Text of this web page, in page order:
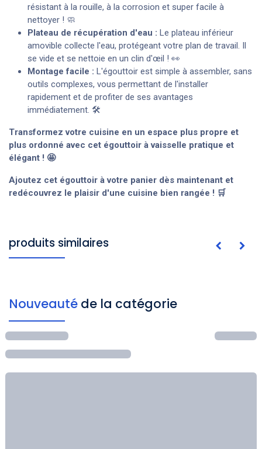
résistant à la rouille, à la corrosion et super facile à
nettoyer ! 🧼
Plateau de récupération d'eau : Le plateau inférieur
amovible collecte l'eau, protégeant votre plan de travail. Il
se vide et se nettoie en un clin d'œil ! 👀
Montage facile : L'égouttoir est simple à assembler, sans
outils complexes, vous permettant de l'installer
rapidement et de profiter de ses avantages
immédiatement. 🛠️
Transformez votre cuisine en un espace plus propre et
plus ordonné avec cet égouttoir à vaisselle pratique et
élégant ! 🤩
Ajoutez cet égouttoir à votre panier dès maintenant et
redécouvrez le plaisir d'une cuisine bien rangée ! 🛒
produits similaires
Nouveauté de la catégorie